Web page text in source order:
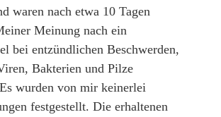
waren nach etwa 10 Tagen
Meinung nach ein
bei entzündlichen Beschwerden,
Bakterien und Pilze
wurden von mir keinerlei
festgestellt. Die erhaltenen